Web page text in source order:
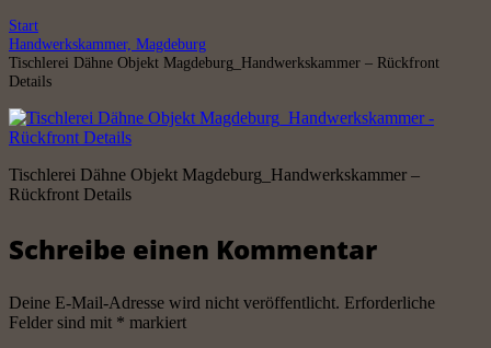
Start
Handwerkskammer, Magdeburg
Tischlerei Dähne Objekt Magdeburg_Handwerkskammer – Rückfront
Details
Tischlerei Dähne Objekt Magdeburg_Handwerkskammer –
Rückfront Details
Schreibe einen Kommentar
Deine E-Mail-Adresse wird nicht veröffentlicht. Erforderliche
Felder sind mit * markiert